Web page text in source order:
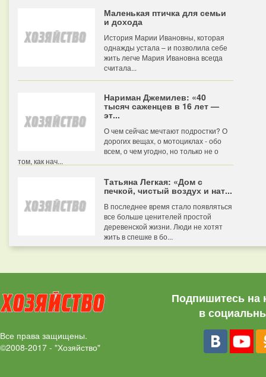
Маленькая птичка для семьи
и дохода
История Марии Ивановны, которая
однажды устала – и позволила себе
жить легче Мария Ивановна всегда
считала...
Нариман Джемилев: «40
тысяч саженцев в 16 лет —
эт...
О чем сейчас мечтают подростки? О
дорогих вещах, о мотоциклах - обо
всем, о чем угодно, но только не о
том, как нач...
Татьяна Легкая: «Дом с
печкой, чистый воздух и нат...
В последнее время стало появляться
все больше ценителей простой
деревенской жизни. Люди не хотят
жить в спешке в бо...
Все права защищены.
©2008-2017 - "Хозяйство"
Подпишитесь на
в